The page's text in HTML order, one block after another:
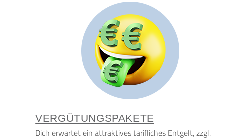
VERGÜTUNGSPAKETE
Dich erwartet ein attraktives tarifliches Entgelt, zzgl.